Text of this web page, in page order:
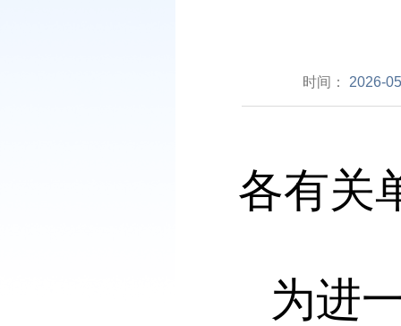
时间： 2026-
各有关
为进